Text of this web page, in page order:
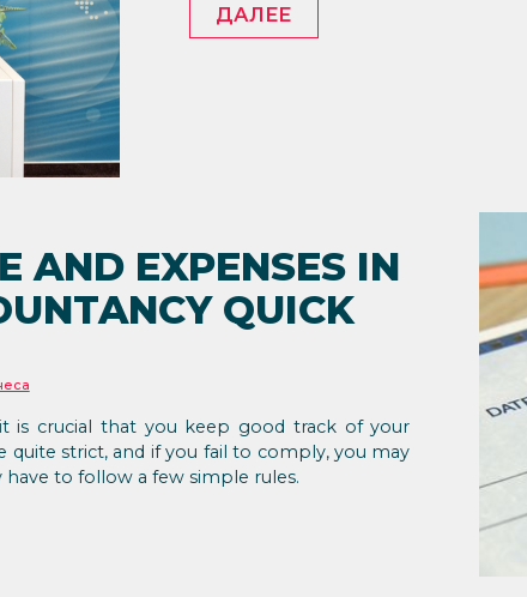
ДАЛЕЕ
AND EXPENSES IN
QUICK
is crucial that you keep good track of your
quite strict, and if you fail to comply, you may
to follow a few simple rules.